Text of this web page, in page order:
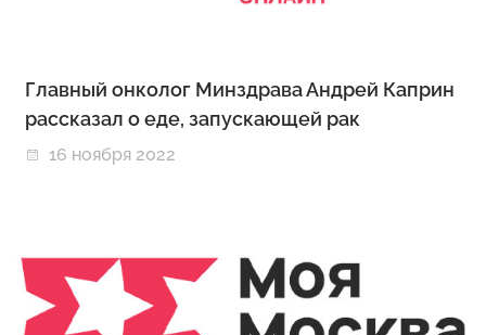
Главный онколог Минздрава Андрей Каприн
рассказал о еде, запускающей рак
16 ноября 2022